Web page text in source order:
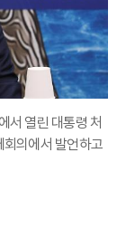
서 열린 대통령 처
의에서 발언하고